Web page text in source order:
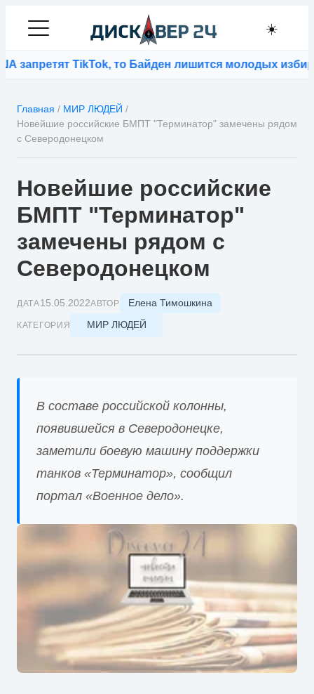
☀️
TikTok, то Байден лишится молодых
Главная / МИР ЛЮДЕЙ /
Новейшие российские БМПТ "Терминатор" замечены рядом
с Северодонецком
Новейшие российские
БМПТ "Терминатор"
замечены рядом с
Северодонецком
ДАТА15.05.2022АВТОР Елена Тимошкина
КАТЕГОРИЯ МИР ЛЮДЕЙ
В составе российской колонны,
появившейся в Северодонецке,
заметили боевую машину поддержки
танков «Терминатор», сообщил
портал «Военное дело».